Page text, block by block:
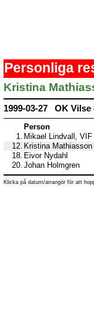
Personliga
Kristina
1999-03-27 OK Vilse
Person
1. Mikael Lindvall,
12. Kristina Mathiasson
18. Eivor Nydahl
20. Johan Holmgren
Klicka på datum/arrangör för att